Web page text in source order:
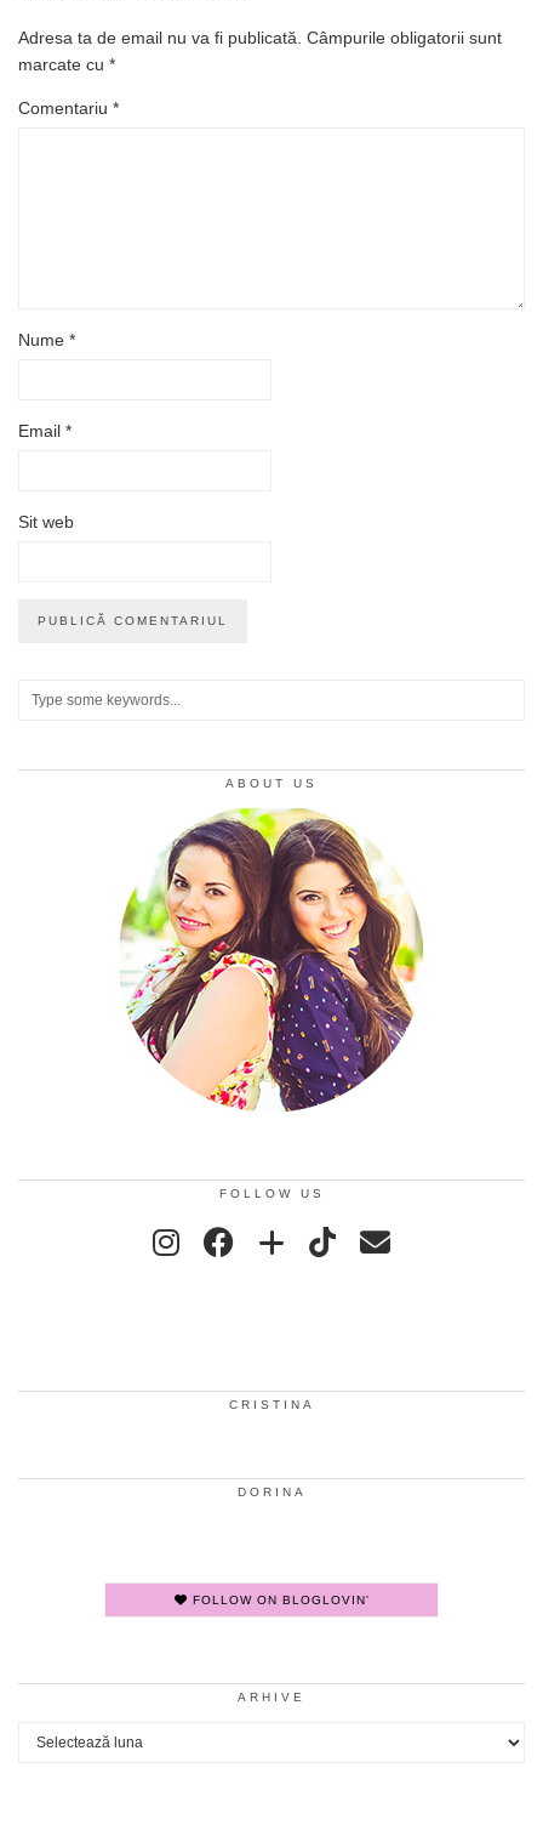
Adresa ta de email nu va fi publicată. Câmpurile obligatorii sunt
marcate cu *
Comentariu *
Nume *
Email *
Sit web
ABOUT US
FOLLOW US
CRISTINA
DORINA
FOLLOW ON BLOGLOVIN'
ARHIVE
Arhive